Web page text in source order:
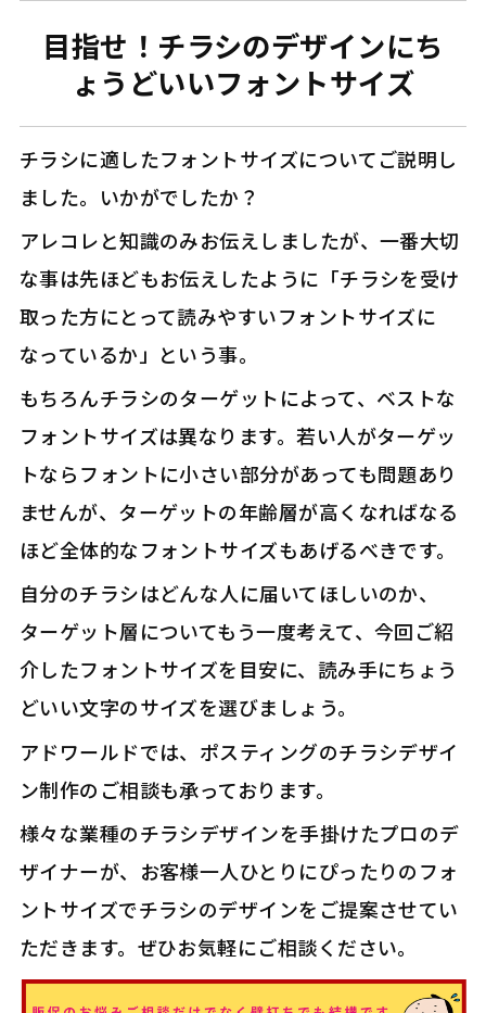
目指せ！チラシのデザインにち
ょうどいいフォントサイズ
チラシに適したフォントサイズについてご説明し
ました。いかがでしたか？
アレコレと知識のみお伝えしましたが、一番大切
な事は先ほどもお伝えしたように「チラシを受け
取った方にとって読みやすいフォントサイズに
なっているか」という事。
もちろんチラシのターゲットによって、ベストな
フォントサイズは異なります。若い人がターゲッ
トならフォントに小さい部分があっても問題あり
ませんが、ターゲットの年齢層が高くなればなる
ほど全体的なフォントサイズもあげるべきです。
自分のチラシはどんな人に届いてほしいのか、
ターゲット層についてもう一度考えて、今回ご紹
介したフォントサイズを目安に、読み手にちょう
どいい文字のサイズを選びましょう。
アドワールドでは、ポスティングのチラシデザイ
ン制作のご相談も承っております。
様々な業種のチラシデザインを手掛けたプロのデ
ザイナーが、お客様一人ひとりにぴったりのフォ
ントサイズでチラシのデザインをご提案させてい
ただきます。ぜひお気軽にご相談ください。